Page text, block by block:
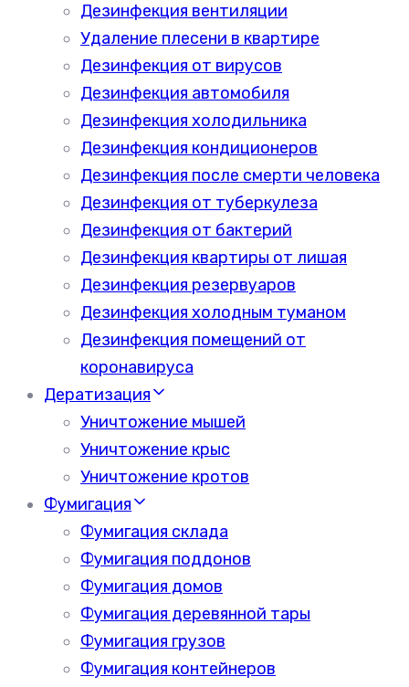
Дезинфекция вентиляции
Удаление плесени в квартире
Дезинфекция от вирусов
Дезинфекция автомобиля
Дезинфекция холодильника
Дезинфекция кондиционеров
Дезинфекция после смерти человека
Дезинфекция от туберкулеза
Дезинфекция от бактерий
Дезинфекция квартиры от лишая
Дезинфекция резервуаров
Дезинфекция холодным туманом
Дезинфекция помещений от
коронавируса
Дератизация
Уничтожение мышей
Уничтожение крыс
Уничтожение кротов
Фумигация
Фумигация склада
Фумигация поддонов
Фумигация домов
Фумигация деревянной тары
Фумигация грузов
Фумигация контейнеров